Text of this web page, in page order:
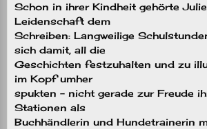
Schon in ihrer Kindheit gehörte
Leidenschaft dem
Schreiben: Langweilige
sich damit, all die
Geschichten festzuhalten und zu
im Kopf umher
spukten – nicht gerade zur Freude
Stationen als
Buchhändlerin und Hundetrainerin